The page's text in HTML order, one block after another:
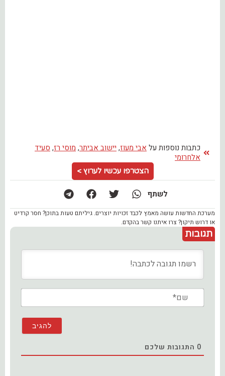
כתבות נוספות על אבי מעוז, יישוב אביתר, מוסי רז, סעיד
אלחרומי
הצטרפו עכשיו לערוץ >
לשתף
מערכת החדשות עושה מאמץ לכבד זכויות יוצרים. גיליתם טעות בתוכן? חסר קרדיט
או דרוש תיקון? צרו איתנו קשר בהקדם.
תגובות
0 התגובות שלכם